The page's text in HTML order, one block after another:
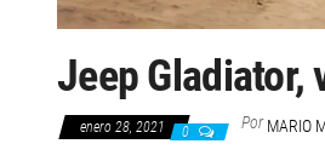
Jeep Gladiator,
enero 28, 2021 0 Por MARIO